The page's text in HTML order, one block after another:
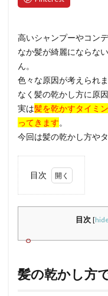
高いシャンプーやコン
なか髪が綺麗にならな
ん。
色々な原因が考えられ
なく髪の乾かし方に原
実は髪を乾かすタイミ
ってきます。
今回は髪の乾かし方や
目次
髪の
で髪
変わ
る？
目次 [
髪の乾かし方